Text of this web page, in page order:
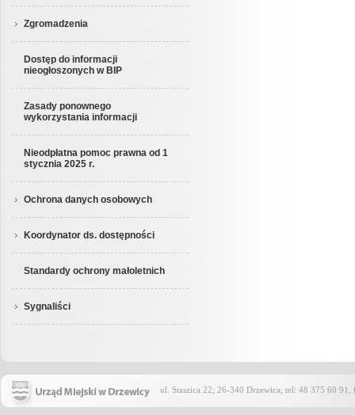
Zgromadzenia
Dostęp do informacji
nieogłoszonych w BIP
Zasady ponownego
wykorzystania informacji
Nieodpłatna pomoc prawna od 1
stycznia 2025 r.
Ochrona danych osobowych
Koordynator ds. dostępności
Standardy ochrony małoletnich
Sygnaliści
ul. Staszica 22; 26-340 Drzewica; tel: 48 375 60